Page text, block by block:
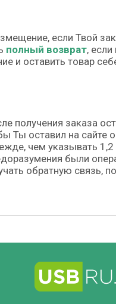
если Твой
полный возврат,
и оставить товар
получения заказа
Ты оставил на сайте
чем указывать
были
обратную связь,